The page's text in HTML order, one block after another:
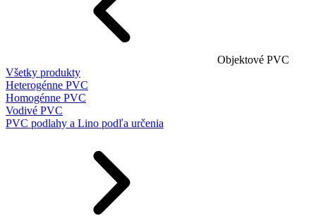
Objektové PVC
Všetky produkty
Heterogénne PVC
Homogénne PVC
Vodivé PVC
PVC podlahy a Lino podľa určenia